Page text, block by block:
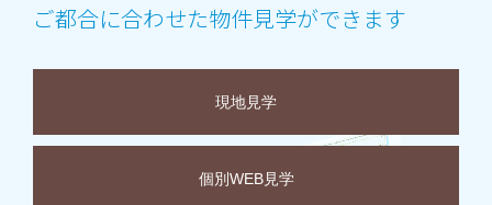
ご都合に合わせた物件見学ができます
現地見学
個別WEB見学